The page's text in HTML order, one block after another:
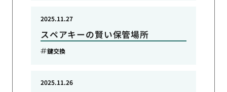
スペアキーの賢い保管場所
2025.11.27
鍵交換
2025.11.26